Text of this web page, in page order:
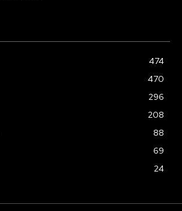
474
470
296
208
88
69
24